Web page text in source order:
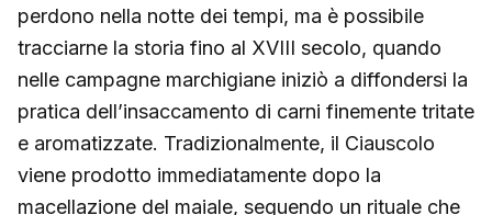
perdono nella notte dei tempi, ma è possibile
tracciarne la storia fino al XVIII secolo, quando
nelle campagne marchigiane iniziò a diffondersi la
pratica dell’insaccamento di carni finemente tritate
e aromatizzate. Tradizionalmente, il Ciauscolo
viene prodotto immediatamente dopo la
macellazione del maiale, seguendo un rituale che